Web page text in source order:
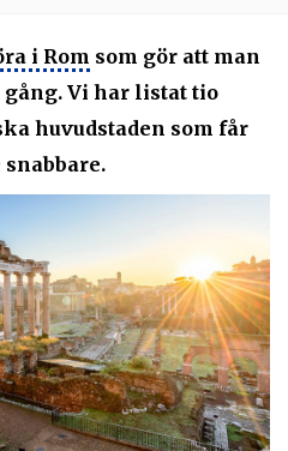
i Rom som gör att man
Vi har listat tio
huvudstaden som får